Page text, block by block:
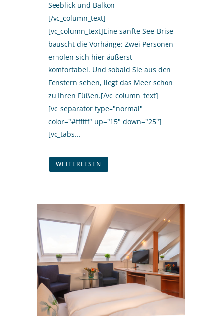
Seeblick und Balkon
[/vc_column_text]
[vc_column_text]Eine sanfte See-Brise
bauscht die Vorhänge: Zwei Personen
erholen sich hier äußerst
komfortabel. Und sobald Sie aus den
Fenstern sehen, liegt das Meer schon
zu Ihren Füßen.[/vc_column_text]
[vc_separator type="normal"
color="#ffffff" up="15" down="25"]
[vc_tabs...
WEITERLESEN